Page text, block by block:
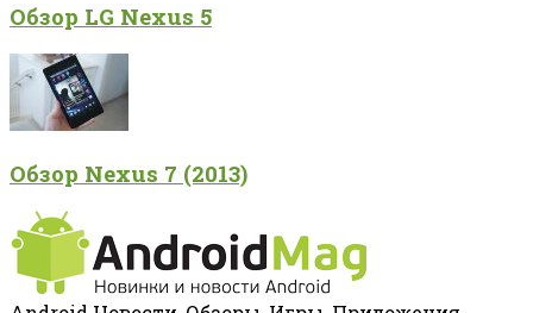
Обзор LG Nexus 5
Обзор Nexus 7 (2013)